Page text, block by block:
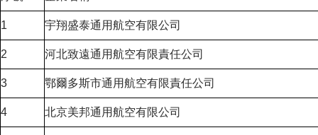
1 宇翔盛泰通用航空有限公司
2 河北致遠通用航空有限責任公司
3 鄂爾多斯市通用航空有限責任公司
4 北京美邦通用航空有限公司